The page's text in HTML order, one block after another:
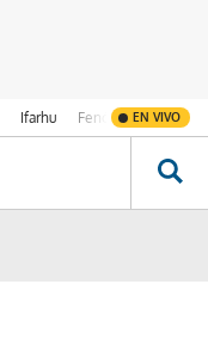
Ifarhu Fenómeno de El
EN VIVO